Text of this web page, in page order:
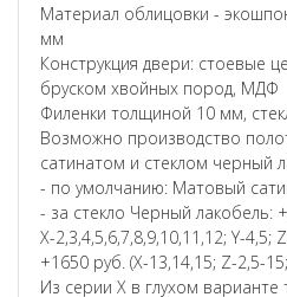
Материал облицовки -
мм
Конструкция двери: стоевые
бруском хвойных пород, МДФ
Филенки толщиной 10 мм,
Возможно производство
сатинатом и стеклом черный
- по умолчанию: Матовый
- за стекло Черный лакобель:
Х-2,3,4,5,6,7,8,9,10,11,12; Y-4,5;
+1650 руб. (X-13,14,15; Z-2,5-
Из серии X в глухом варианте